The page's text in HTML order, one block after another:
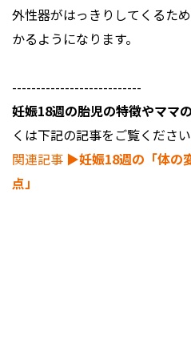
外性器がはっきりしてくるた
かるようになります。
---------------------------
妊娠18週の胎児の特徴やママ
くは下記の記事をご覧ください
関連記事 ▶︎妊娠18週の「体の
点」